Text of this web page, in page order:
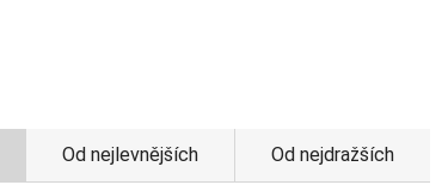
Od nejlevnějších Od nejdražších